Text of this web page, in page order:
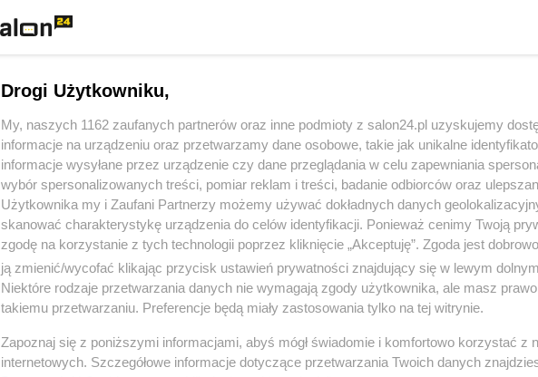
Polityka
PiS
Gospodarka
Biznes
Drogi Użytkowniku,
My, naszych 1162 zaufanych partnerów oraz inne podmioty z salon24.pl uzyskujemy
informacje na urządzeniu oraz przetwarzamy dane osobowe, takie jak unikalne
informacje wysyłane przez urządzenie czy dane przeglądania w celu zapewniania
wybór spersonalizowanych treści, pomiar reklam i treści, badanie odbiorców oraz
Użytkownika my i Zaufani Partnerzy możemy używać dokładnych danych
skanować charakterystykę urządzenia do celów identyfikacji. Ponieważ cenimy Twoją
zgodę na korzystanie z tych technologii poprzez kliknięcie „Akceptuję”. Zgoda jest
ją zmienić/wycofać klikając przycisk ustawień prywatności znajdujący się w lewym
Niektóre rodzaje przetwarzania danych nie wymagają zgody użytkownika, ale masz
takiemu przetwarzaniu. Preferencje będą miały zastosowania tylko na tej witrynie.
Zapoznaj się z poniższymi informacjami, abyś mógł świadomie i komfortowo korzystać z
internetowych. Szczegółowe informacje dotyczące przetwarzania Twoich danych